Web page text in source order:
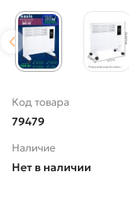
Код товара
79479
Наличие
Нет в наличии